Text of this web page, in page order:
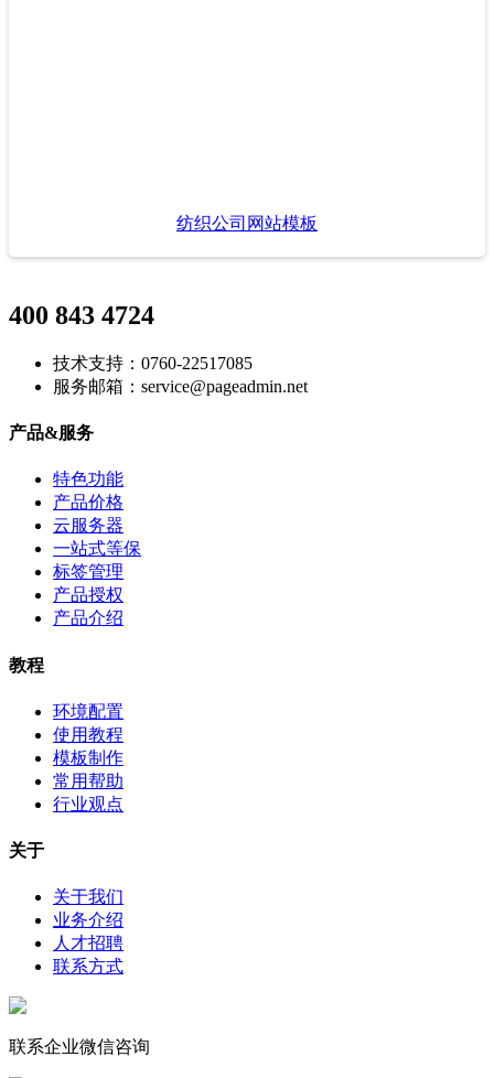
纺织公司网站模板
400 843 4724
技术支持：0760-22517085
服务邮箱：service@pageadmin.net
产品&服务
特色功能
产品价格
云服务器
一站式等保
标签管理
产品授权
产品介绍
教程
环境配置
使用教程
模板制作
常用帮助
行业观点
关于
关于我们
业务介绍
人才招聘
联系方式
联系企业微信咨询